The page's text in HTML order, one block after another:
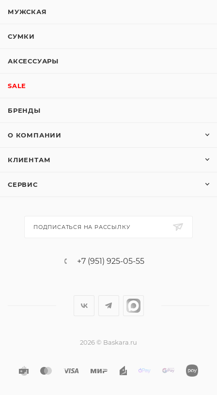
МУЖСКАЯ
СУМКИ
АКСЕССУАРЫ
SALE
БРЕНДЫ
О КОМПАНИИ
КЛИЕНТАМ
СЕРВИС
ПОДПИСАТЬСЯ НА РАССЫЛКУ
+7 (951) 925-05-55
2026 © Baskara.ru